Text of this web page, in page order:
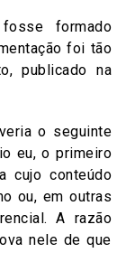
formado
foi tão
publicado na
o seguinte
eu, o primeiro
cujo conteúdo
ou, em outras
A razão
nele de que